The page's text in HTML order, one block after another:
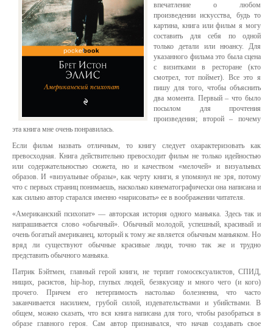
впечатление о любом
произведении искусства, будь то
картина, книга или фильм я могу
составить для себя по одной
только детали или нюансу. Для
указанного фильма это была сцена
с визитками в ресторане (кто
смотрел, тот поймет). Все это я
пишу для того, чтобы объяснить
два момента. Первый – что было
посылом для прочтения
произведения; второй – почему
эта книга мне очень понравилась.
Если фильм назвать отличным, то книгу следует охарактеризовать как
превосходная. Книга действительно превосходит фильм не только идейностью
или содержательностью сюжета, но и качеством «мелочей» и визуальных
образов. И «визуальные образы», как черту книги, я упомянул не зря, потому
что с первых страниц понимаешь, насколько кинематографически она написана и
как сильно автор старался именно «нарисовать» ее в воображении читателя.
«Американский психопат» — авторская история одного маньяка. Здесь так и
напрашивается слово «обычный». Обычный молодой, успешный, красивый и
очень богатый американец, который к тому же является обычным маньяком. Но
вряд ли существуют обычные красивые люди, точно так же и трудно
представить обычного маньяка.
Патрик Бэйтмен, главный герой книги, не терпит гомосексуалистов, СПИД,
нищих, расистов, hip-hop, глупых людей, безвкусицу и много чего (и кого)
прочего. Причем его нетерпимость настолько болезненна, что часто
заканчивается насилием, грубой силой, издевательствами и убийствами. В
общем, можно сказать, что вся книга написана для того, чтобы разобраться в
образе главного героя. Сам автор признавался, что начав создавать свое